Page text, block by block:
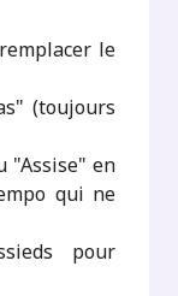
le
(toujours
"Assise" en
qui ne
pour